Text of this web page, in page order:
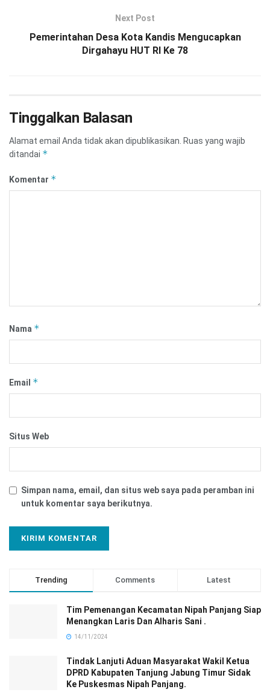
Next Post
Pemerintahan Desa Kota Kandis Mengucapkan
Dirgahayu HUT RI Ke 78
Tinggalkan Balasan
Alamat email Anda tidak akan dipublikasikan. Ruas yang wajib
ditandai *
Komentar *
Nama *
Email *
Situs Web
Simpan nama, email, dan situs web saya pada peramban ini
untuk komentar saya berikutnya.
Trending Comments Latest
Tim Pemenangan Kecamatan Nipah Panjang Siap
Menangkan Laris Dan Alharis Sani .
14/11/2024
Tindak Lanjuti Aduan Masyarakat Wakil Ketua
DPRD Kabupaten Tanjung Jabung Timur Sidak
Ke Puskesmas Nipah Panjang.